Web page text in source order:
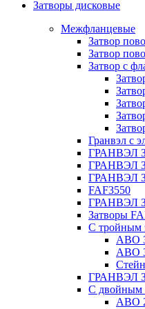
Затворы дисковые
Межфланцевые
Затвор
Затвор
Затвор с
Гранвэл с
ГРАНВЭЛ
ГРАНВЭЛ
ГРАНВЭЛ
FAF3550
ГРАНВЭЛ
Затворы
С тройным
ABO
ABO
ГРАНВЭЛ
С двойным
ABO